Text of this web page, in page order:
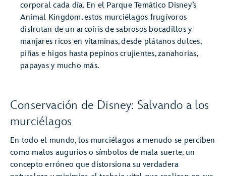
corporal cada día. En el Parque Temático Disney’s
Animal Kingdom, estos murciélagos frugívoros
disfrutan de un arcoíris de sabrosos bocadillos y
manjares ricos en vitaminas, desde plátanos dulces,
piñas e higos hasta pepinos crujientes, zanahorias,
papayas y mucho más.
Conservación de Disney: Salvando a los
murciélagos
En todo el mundo, los murciélagos a menudo se perciben
como malos augurios o símbolos de mala suerte, un
concepto erróneo que distorsiona su verdadera